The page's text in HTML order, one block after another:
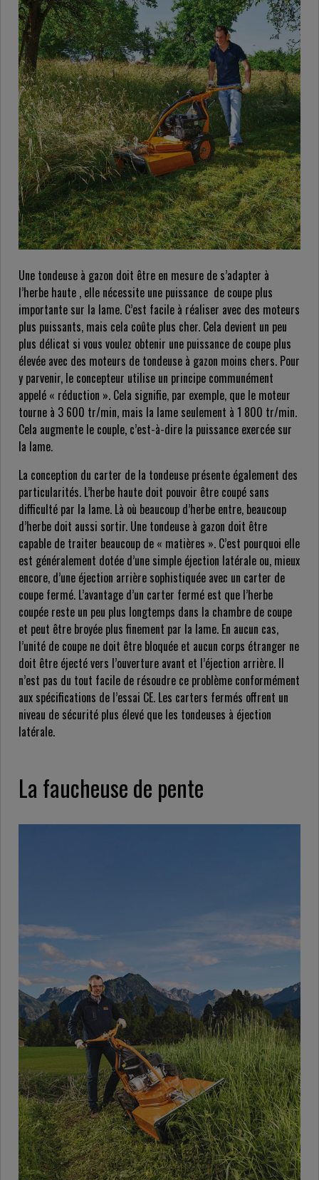
Une tondeuse à gazon doit être en mesure de s’adapter à
l’herbe haute , elle nécessite une puissance de coupe plus
importante sur la lame. C’est facile à réaliser avec des moteurs
plus puissants, mais cela coûte plus cher. Cela devient un peu
plus délicat si vous voulez obtenir une puissance de coupe plus
élevée avec des moteurs de tondeuse à gazon moins chers. Pour
y parvenir, le concepteur utilise un principe communément
appelé « réduction ». Cela signifie, par exemple, que le moteur
tourne à 3 600 tr/min, mais la lame seulement à 1 800 tr/min.
Cela augmente le couple, c’est-à-dire la puissance exercée sur
la lame.
La conception du carter de la tondeuse présente également des
particularités. L’herbe haute doit pouvoir être coupé sans
difficulté par la lame. Là où beaucoup d’herbe entre, beaucoup
d’herbe doit aussi sortir. Une tondeuse à gazon doit être
capable de traiter beaucoup de « matières ». C’est pourquoi elle
est généralement dotée d’une simple éjection latérale ou, mieux
encore, d’une éjection arrière sophistiquée avec un carter de
coupe fermé. L’avantage d’un carter fermé est que l’herbe
coupée reste un peu plus longtemps dans la chambre de coupe
et peut être broyée plus finement par la lame. En aucun cas,
l’unité de coupe ne doit être bloquée et aucun corps étranger ne
doit être éjecté vers l’ouverture avant et l’éjection arrière. Il
n’est pas du tout facile de résoudre ce problème conformément
aux spécifications de l’essai CE. Les carters fermés offrent un
niveau de sécurité plus élevé que les tondeuses à éjection
latérale.
La faucheuse de pente